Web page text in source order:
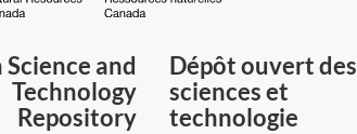
du
Canada
Science and
Technology
Repository
Dépôt ouvert des
sciences et
technologie